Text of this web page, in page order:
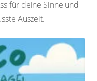
für deine Sinne und
Auszeit.